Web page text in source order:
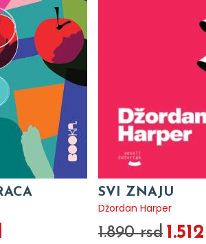
SVI ZNAJU
Džordan Harper
1.890 rsd